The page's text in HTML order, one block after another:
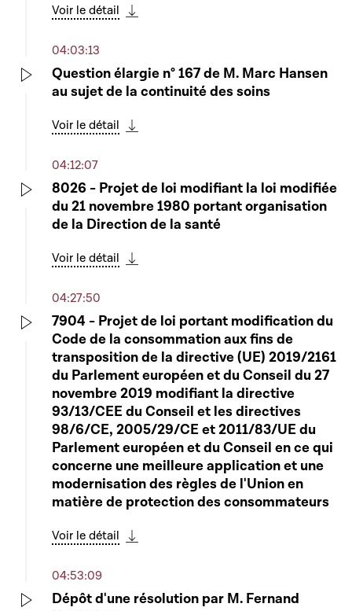
Voir le détail
04:03:13
Question élargie n° 167 de M. Marc Hansen
au sujet de la continuité des soins
Voir le détail
04:12:07
8026 - Projet de loi modifiant la loi modifiée
du 21 novembre 1980 portant organisation
de la Direction de la santé
Voir le détail
04:27:50
7904 - Projet de loi portant modification du
Code de la consommation aux fins de
transposition de la directive (UE) 2019/2161
du Parlement européen et du Conseil du 27
novembre 2019 modifiant la directive
93/13/CEE du Conseil et les directives
98/6/CE, 2005/29/CE et 2011/83/UE du
Parlement européen et du Conseil en ce qui
concerne une meilleure application et une
modernisation des règles de l'Union en
matière de protection des consommateurs
Voir le détail
04:53:09
Dépôt d'une résolution par M. Fernand